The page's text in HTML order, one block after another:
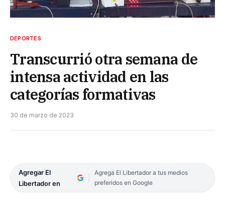
DEPORTES
Transcurrió otra semana de
intensa actividad en las
categorías formativas
30 de marzo de 2023
Agregar El
Libertador en
Agrega El Libertador a tus medios
preferidos en Google